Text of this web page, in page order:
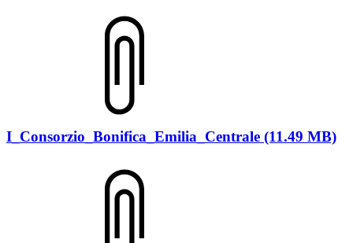
I_Consorzio_Bonifica_Emilia_Centrale (11.49 MB)